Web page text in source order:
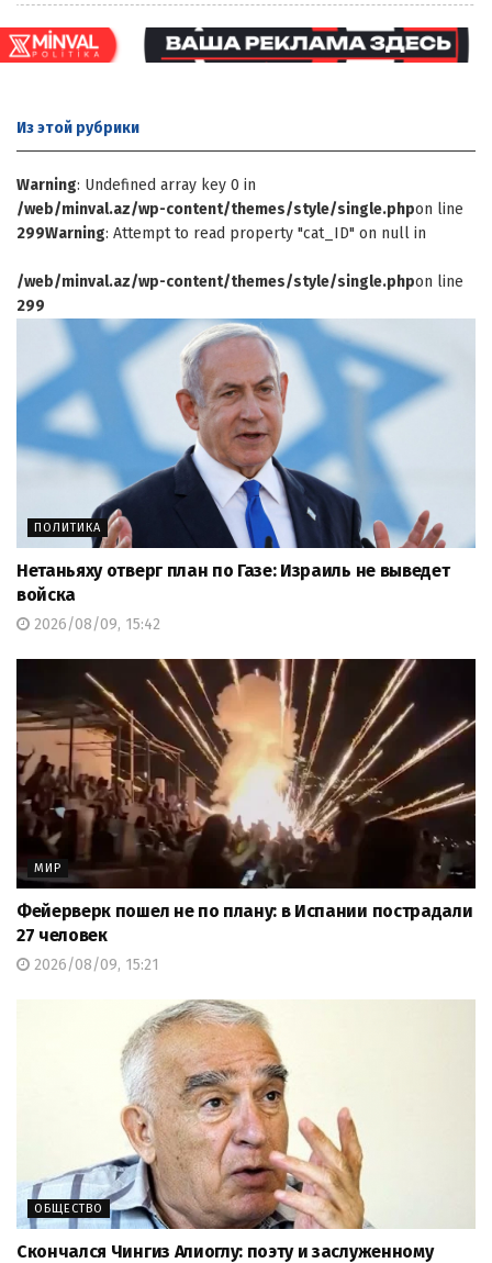
Из этой рубрики
Warning: Undefined array key 0 in
/web/minval.az/wp-content/themes/style/single.phpon line
299Warning: Attempt to read property "cat_ID" on null in
/web/minval.az/wp-content/themes/style/single.phpon line
299
ПОЛИТИКА
Нетаньяху отверг план по Газе: Израиль не выведет
войска
2026/08/09, 15:42
МИР
Фейерверк пошел не по плану: в Испании пострадали
27 человек
2026/08/09, 15:21
ОБЩЕСТВО
Скончался Чингиз Алиоглу: поэту и заслуженному